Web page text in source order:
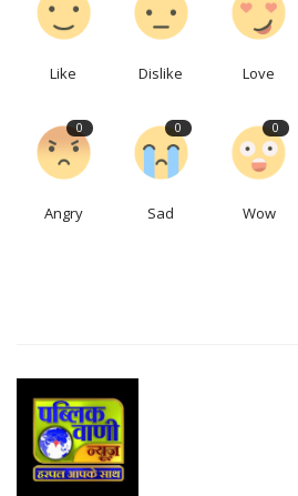
Like Dislike Love
0
Angry
0
Sad
0
Wow